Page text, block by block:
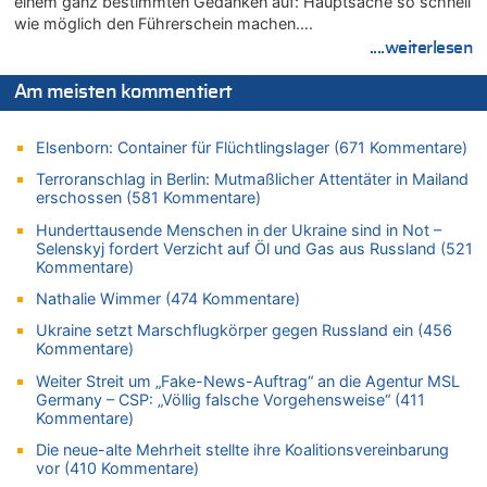
06.08.2026 - 12:13 von Dax zu
Zweite Hitzewelle in diesem Sommer ist jetzt amtlich
06.08.2026 - 12:13 von Heinz F. zu
Mehrere Menschen in Londons City niedergestochen
Zweite Hitzewelle in diesem Sommer ist jetzt amtlich
06.08.2026 - 12:08 von Medium zu
Frau hörte Stimmen aus Haus des verstorbenen Nachbarn
06.08.2026 - 11:52 von Hubert F. zu
Zweite Hitzewelle in diesem Sommer ist jetzt amtlich
Zweite Hitzewelle in diesem Sommer ist jetzt amtlich
06.08.2026 - 11:42 von Willi Müller zu
Eschweiler: 16-Jähriger soll seine Oma ermordet haben
06.08.2026 - 11:35 von ne Hondsjong zu
Zweite Hitzewelle in diesem Sommer ist jetzt amtlich
06.08.2026 - 11:11 von Dax zu
Wie kam es zur Ceuta-Krise?
wie möglich den Führerschein machen….
....weiterlesen
Am meisten kommentiert
Elsenborn: Container für Flüchtlingslager (671 Kommentare)
Terroranschlag in Berlin: Mutmaßlicher Attentäter in Mailand
erschossen (581 Kommentare)
Hunderttausende Menschen in der Ukraine sind in Not –
Selenskyj fordert Verzicht auf Öl und Gas aus Russland (521
Kommentare)
Nathalie Wimmer (474 Kommentare)
Ukraine setzt Marschflugkörper gegen Russland ein (456
Kommentare)
Weiter Streit um „Fake-News-Auftrag“ an die Agentur MSL
Germany – CSP: „Völlig falsche Vorgehensweise“ (411
Kommentare)
Die neue-alte Mehrheit stellte ihre Koalitionsvereinbarung
vor (410 Kommentare)